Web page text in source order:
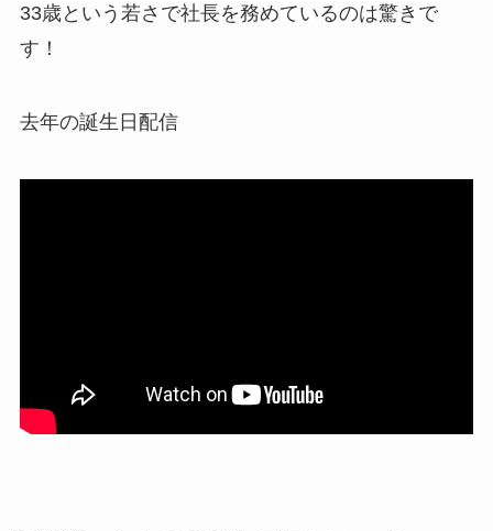
33歳という若さで社長を務めているのは驚きで
す！
去年の誕生日配信